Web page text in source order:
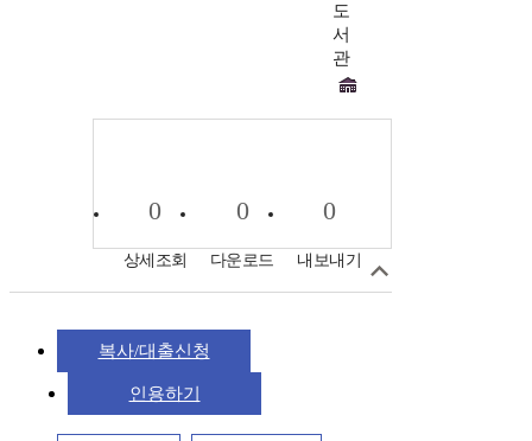
도
서
관
0
상세조회
0
다운로드
0
내보내기
복사/대출신청
인용하기